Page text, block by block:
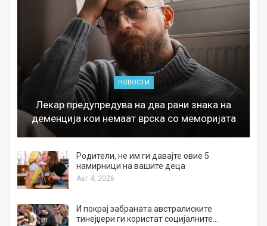
НОВОСТИ
Лекар предупредува на два рани знака на
деменција кои немаат врска со меморијата
Родители, не им ги давајте овие 5
намирници на вашите деца
Авг 4, 2026
И покрај забраната австралиските
тинејџери ги користат социјалните…